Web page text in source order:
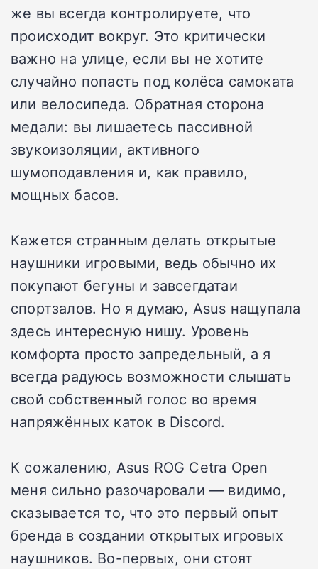
же вы всегда контролируете, что
происходит вокруг. Это критически
важно на улице, если вы не хотите
случайно попасть под колёса самоката
или велосипеда. Обратная сторона
медали: вы лишаетесь пассивной
звукоизоляции, активного
шумоподавления и, как правило,
мощных басов.
Кажется странным делать открытые
наушники игровыми, ведь обычно их
покупают бегуны и завсегдатаи
спортзалов. Но я думаю, Asus нащупала
здесь интересную нишу. Уровень
комфорта просто запредельный, а я
всегда радуюсь возможности слышать
свой собственный голос во время
напряжённых каток в Discord.
К сожалению, Asus ROG Cetra Open
меня сильно разочаровали — видимо,
сказывается то, что это первый опыт
бренда в создании открытых игровых
наушников. Во-первых, они стоят